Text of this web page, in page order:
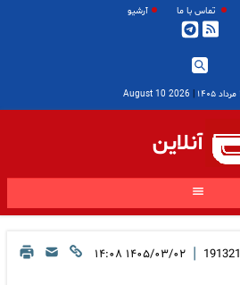
تماس با ما آرشیو
|
2026 August 10
آنلاین
191321
| ۱۴۰۵/۰۳/۰۲ ۱۴:۰۸